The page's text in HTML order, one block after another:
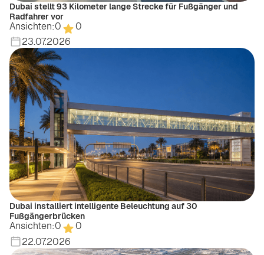
Dubai stellt 93 Kilometer lange Strecke für Fußgänger und
Radfahrer vor
Ansichten:0
0
23.07.2026
Dubai installiert intelligente Beleuchtung auf 30
Fußgängerbrücken
Ansichten:0
0
22.07.2026